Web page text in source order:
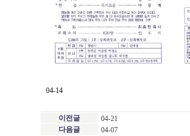
04-14
이전글 04-21
다음글
04-07